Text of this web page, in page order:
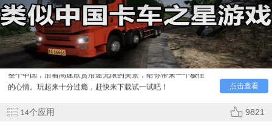
点击查看
小编为你带来一些非常有趣的休闲模拟驾驶手，类似中国
的游戏，在这些游戏中你可以自由地驾驶卡车，环游
整个中国，沿着高速欣赏沿途无限的美景，给你带来一个极佳
的心情。玩起来十分过瘾，赶快来下载试一试吧！
14个应用 9821